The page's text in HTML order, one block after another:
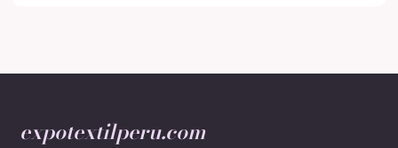
expotextilperu.com